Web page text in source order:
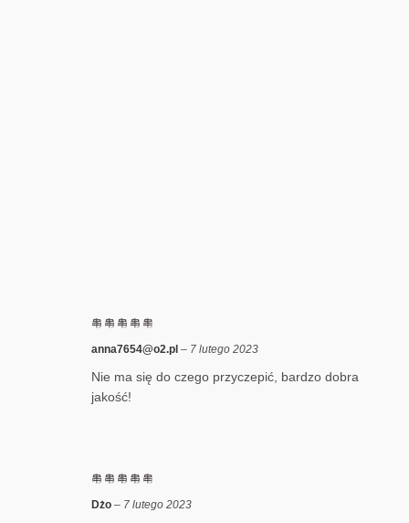
anna7654@o2.pl – 7 lutego 2023
Nie ma się do czego przyczepić, bardzo dobra
jakość!
Dżo – 7 lutego 2023